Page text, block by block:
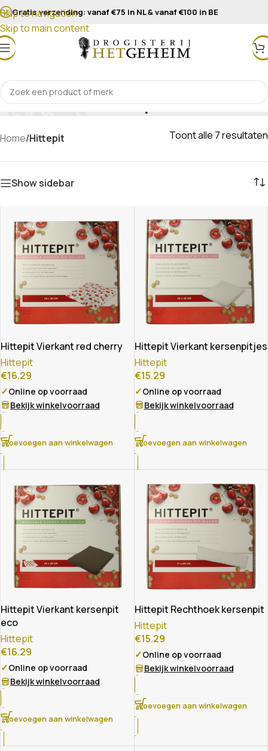
Skip to navigation
Skip to main content
Gratis verzending: vanaf €75 in NL & vanaf €100 in BE
Hittepit
Home/Hittepit Toont alle 7 resultaten
Show sidebar
Hittepit Vierkant red cherry
Hittepit
€16.29
✓Online op voorraad
Bekijk winkelvoorraad
Toevoegen aan winkelwagen
Hittepit Vierkant kersenpitjes
Hittepit
€15.29
✓Online op voorraad
Bekijk winkelvoorraad
Toevoegen aan winkelwagen
Hittepit Vierkant kersenpit
eco
Hittepit
€16.29
✓Online op voorraad
Bekijk winkelvoorraad
Toevoegen aan winkelwagen
Hittepit Rechthoek kersenpit
Hittepit
€15.29
✓Online op voorraad
Bekijk winkelvoorraad
Toevoegen aan winkelwagen